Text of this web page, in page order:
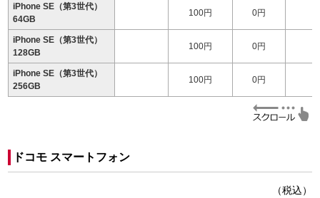
iPhone SE（第3世代）
64GB
100円 0円
iPhone SE（第3世代）
128GB
100円 0円
iPhone SE（第3世代）
256GB
100円 0円
ドコモ スマートフォン
（税込）